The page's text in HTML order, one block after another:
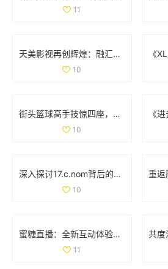
11
天美影视再创辉煌：融汇创新与经典的视听盛宴
10
街头篮球高手技惊四座，轻松撕扯对手防线让人叹服
10
深入探讨17.c.nom背后的意义与应用实例
10
蜜糖直播：全新互动体验引领直播行业风潮
11